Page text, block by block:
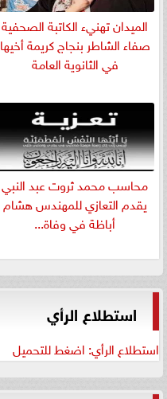
الميدان تهنيء الكاتبة الصحفية
صفاء الشاطر بنجاج كريمة أخيها
في الثانوية العامة
​محاسب محمد ثروت عبد النبي
يقدم التعازي للمهندس هشام
أباظة في وفاة...
استطلاع الرأي
استطلاع الرأي: اضغط للتحميل